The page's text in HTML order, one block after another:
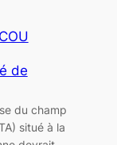
de
du champ
situé à la